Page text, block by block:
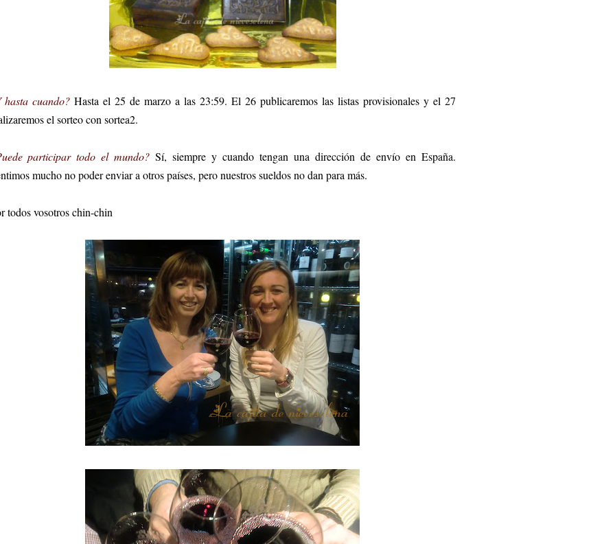
hasta cuando?Hasta el 25 de marzo a las 23:59. El 26 publicaremos las listas provisionales y el 27
el sorteo con sortea2.
participar todo el mundo? Sí, siempre y cuando tengan una dirección de envío en España.
mucho no poder enviar a otros países, pero nuestros sueldos no dan para más.
todos vosotros chin-chin